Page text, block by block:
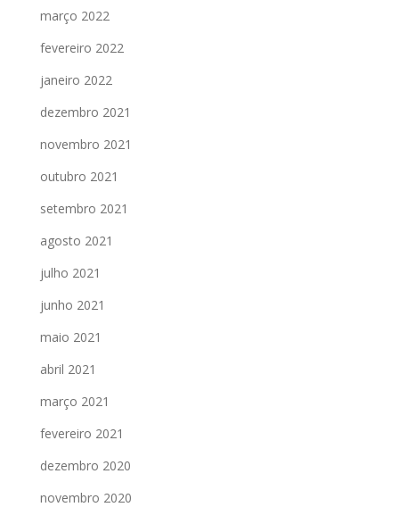
março 2022
fevereiro 2022
janeiro 2022
dezembro 2021
novembro 2021
outubro 2021
setembro 2021
agosto 2021
julho 2021
junho 2021
maio 2021
abril 2021
março 2021
fevereiro 2021
dezembro 2020
novembro 2020